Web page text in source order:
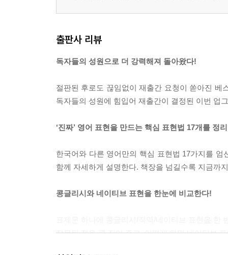
영어는 주어를 보는 눈이 다르다
무생물 주어를 쓸 수 있어야 콩글리시에서 벗어난다
영어는 영어식 논리로 말해야 빛이 난다
주절주절 긴 표현, 한 단어로 승부하자
출판사 리뷰
독자들의 성원으로 더 강력해져 돌아왔다!
절판된 후로도 끊임없이 재출간 요청이 쏟아진 베
독자들의 성원에 힘입어 재출간이 결정된 이번 업
‘진짜’ 영어 표현을 만드는 핵심 표현법 17개를 정
한국어와 다른 영어만의 핵심 표현법 17가지를
함께 자세하게 설명한다. 책장을 넘길수록 지금까
콩글리시와 네이티브 표현을 한눈에 비교한다!
잘못된 점을 콕 집어 주고, 어떻게 하면 네이티브